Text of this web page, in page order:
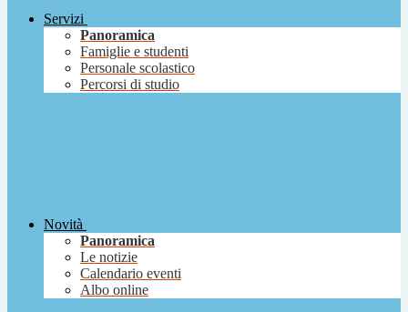
Servizi
Panoramica
Famiglie e studenti
Personale scolastico
Percorsi di studio
Novità
Panoramica
Le notizie
Calendario eventi
Albo online